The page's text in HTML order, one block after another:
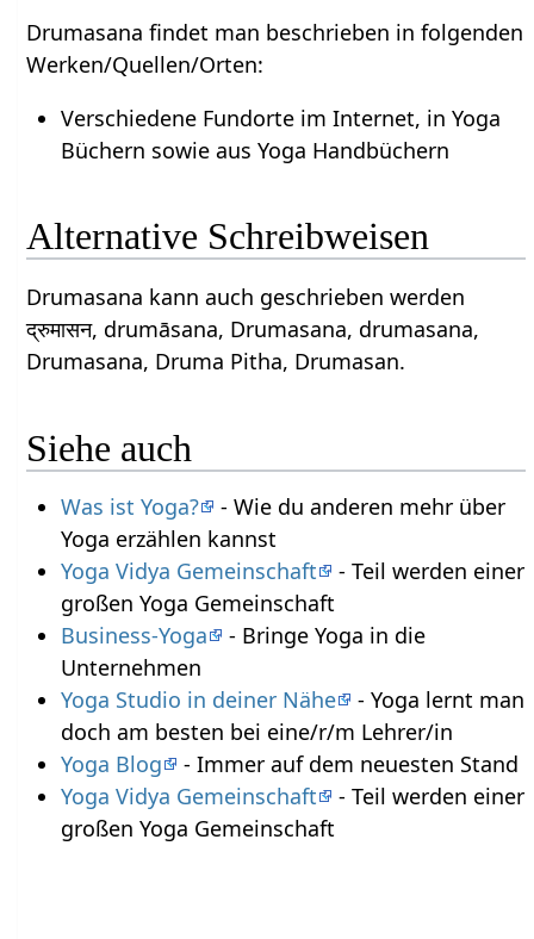
Drumasana findet man beschrieben in folgenden
Werken/Quellen/Orten:
Verschiedene Fundorte im Internet, in Yoga
Büchern sowie aus Yoga Handbüchern
Alternative Schreibweisen
Drumasana kann auch geschrieben werden
द्रुमासन, drumāsana, Drumasana, drumasana,
Drumasana, Druma Pitha, Drumasan.
Siehe auch
Was ist Yoga?
- Wie du anderen mehr über
Yoga erzählen kannst
Yoga Vidya Gemeinschaft
- Teil werden einer
großen Yoga Gemeinschaft
Business-Yoga
- Bringe Yoga in die
Unternehmen
Yoga Studio in deiner Nähe
- Yoga lernt man
doch am besten bei eine/r/m Lehrer/in
Yoga Blog
- Immer auf dem neuesten Stand
Yoga Vidya Gemeinschaft
- Teil werden einer
großen Yoga Gemeinschaft